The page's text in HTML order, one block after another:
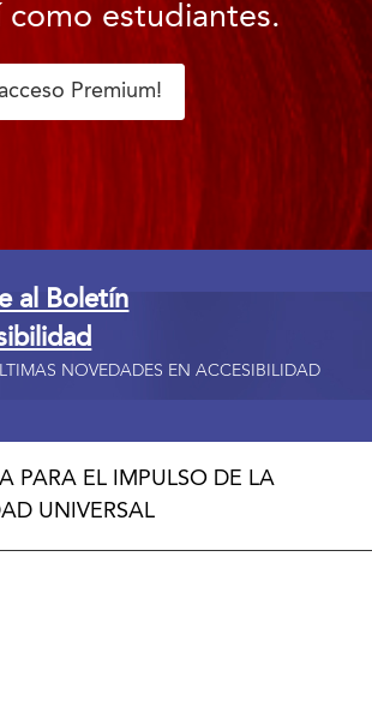
como estudiantes.
Premium!
al Boletín
NOVEDADES EN ACCESIBILIDAD
PARA EL IMPULSO DE LA
UNIVERSAL